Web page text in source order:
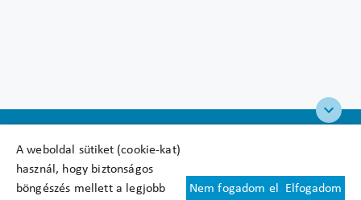
A weboldal sütiket (cookie-kat)
használ, hogy biztonságos
böngészés mellett a legjobb
Nem fogadom el Elfogadom
Felhasználási feltételek